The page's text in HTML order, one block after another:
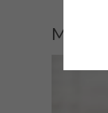
Marie-